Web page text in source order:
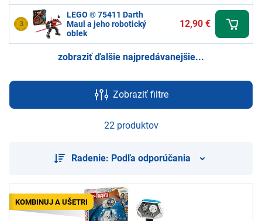
3
LEGO ® 75411 Darth
Maul a jeho robotický
oblek
12,90 €
zobraziť ďalšie najpredávanejšie...
Zobraziť filtre
22 produktov
Radenie: Podľa odporúčania
KOMBINUJ A UŠETRI